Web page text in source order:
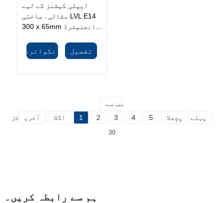
ایپلی کیشنز کے لیے
مثالی۔ ساختی LVL E14
300 x 65mm انجنیئرڈ...
انکوائری تفصیل
سب سے
پہلے
پچھلا 1 2 3 4 5 اگلا آخری کل
30
ہم سے رابطہ کریں۔